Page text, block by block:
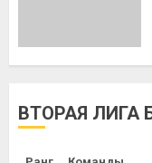
ВТОРАЯ ЛИГА